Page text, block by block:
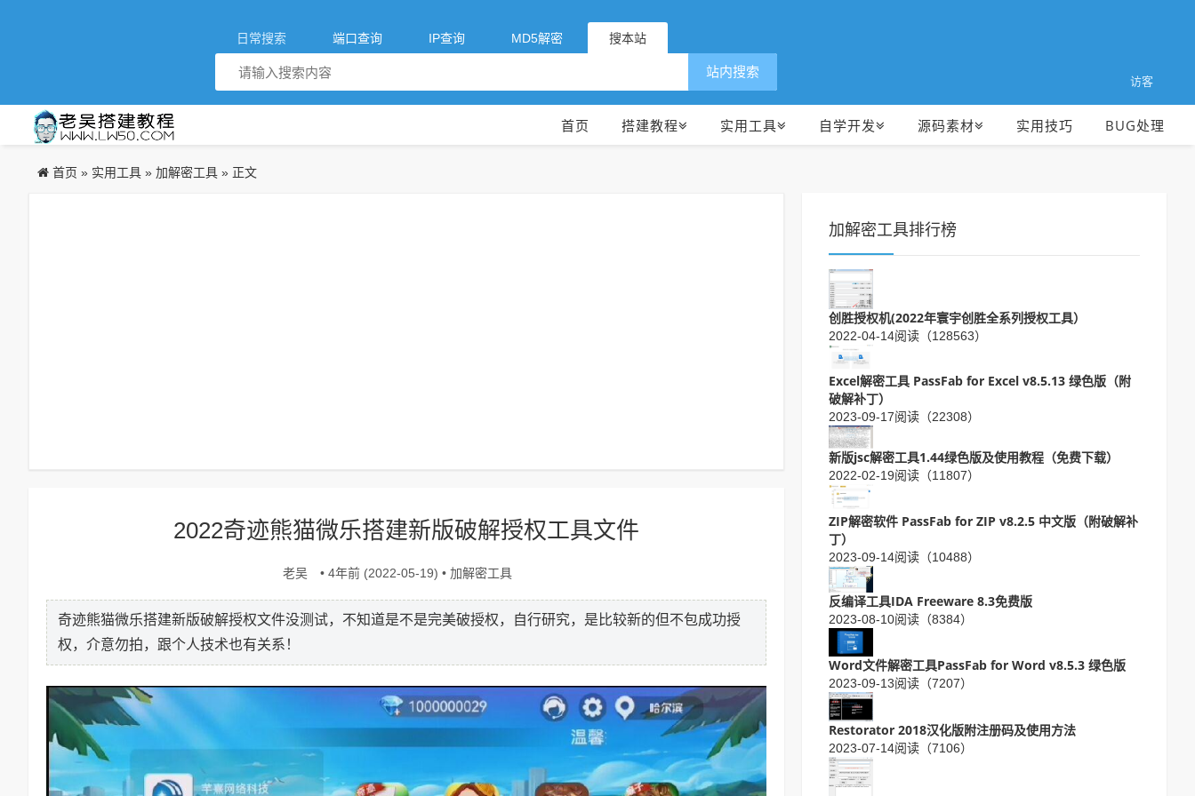
日常搜索 端口查询 IP查询 MD5解密 搜本站
访客
站内搜索
首页 搭建教程 实用工具 自学开发 源码素材 实用技巧 BUG处理
首页 » 实用工具 » 加解密工具 » 正文
2022奇迹熊猫微乐搭建新版破解授权工具文件
老吴 • 4年前 (2022-05-19) • 加解密工具
奇迹熊猫微乐搭建新版破解授权文件没测试，不知道是不是完美破授权，自行研究，是比较新的但不包成功授
权，介意勿拍，跟个人技术也有关系！
加解密工具排行榜
创胜授权机(2022年寰宇创胜全系列授权工具）
2022-04-14阅读（128563）
Excel解密工具 PassFab for Excel v8.5.13 绿色版（附
破解补丁）
2023-09-17阅读（22308）
新版jsc解密工具1.44绿色版及使用教程（免费下载）
2022-02-19阅读（11807）
ZIP解密软件 PassFab for ZIP v8.2.5 中文版（附破解补
丁）
2023-09-14阅读（10488）
反编译工具IDA Freeware 8.3免费版
2023-08-10阅读（8384）
Word文件解密工具PassFab for Word v8.5.3 绿色版
2023-09-13阅读（7207）
Restorator 2018汉化版附注册码及使用方法
2023-07-14阅读（7106）